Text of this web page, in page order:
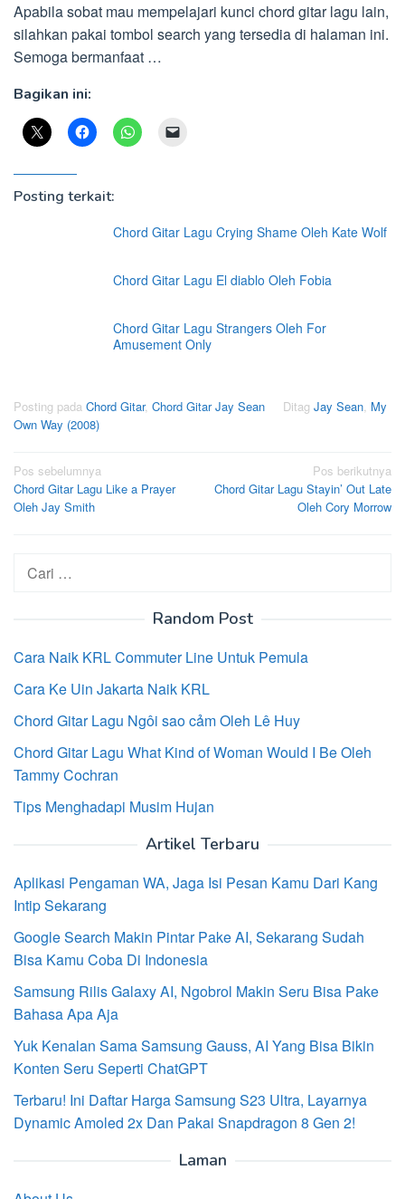
Apabila sobat mau mempelajari kunci chord gitar lagu lain,
silahkan pakai tombol search yang tersedia di halaman ini.
Semoga bermanfaat …
Bagikan ini:
Posting terkait:
Chord Gitar Lagu Crying Shame Oleh Kate Wolf
Chord Gitar Lagu El diablo Oleh Fobia
Chord Gitar Lagu Strangers Oleh For
Amusement Only
Posting pada Chord Gitar, Chord Gitar Jay Sean Ditag Jay Sean, My
Own Way (2008)
Navigasi
pos
Pos sebelumnya
Chord Gitar Lagu Like a Prayer
Oleh Jay Smith
Pos berikutnya
Chord Gitar Lagu Stayin’ Out Late
Oleh Cory Morrow
Cari
untuk:
Random Post
Cara Naik KRL Commuter Line Untuk Pemula
Cara Ke Uin Jakarta Naik KRL
Chord Gitar Lagu Ngôi sao cảm Oleh Lê Huy
Chord Gitar Lagu What Kind of Woman Would I Be Oleh
Tammy Cochran
Tips Menghadapi Musim Hujan
Artikel Terbaru
Aplikasi Pengaman WA, Jaga Isi Pesan Kamu Dari Kang
Intip Sekarang
Google Search Makin Pintar Pake AI, Sekarang Sudah
Bisa Kamu Coba Di Indonesia
Samsung Rilis Galaxy AI, Ngobrol Makin Seru Bisa Pake
Bahasa Apa Aja
Yuk Kenalan Sama Samsung Gauss, AI Yang Bisa Bikin
Konten Seru Seperti ChatGPT
Terbaru! Ini Daftar Harga Samsung S23 Ultra, Layarnya
Dynamic Amoled 2x Dan Pakai Snapdragon 8 Gen 2!
Laman